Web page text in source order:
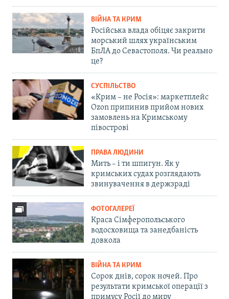
ВІЙНА ТА КРИМ
Російська влада обіцяє закрити
морський шлях українським
БпЛА до Севастополя. Чи реально
це?
СУСПІЛЬСТВО
«Крим – не Росія»: маркетплейс
Ozon припинив прийом нових
замовлень на Кримському
півострові
ПРАВА ЛЮДИНИ
Мить – і ти шпигун. Як у
кримських судах розглядають
звинувачення в держзраді
ФОТОГАЛЕРЕЇ
Краса Сімферопольського
водосховища та занедбаність
довкола
ВІЙНА ТА КРИМ
Сорок днів, сорок ночей. Про
результати кримської операції з
примусу Росії до миру